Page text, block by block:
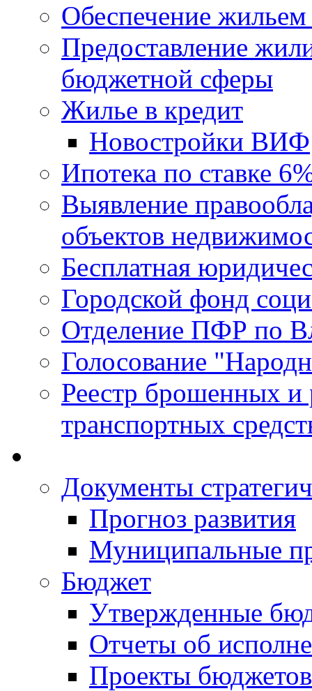
Обеспечение жильем
Предоставление
бюджетной сферы
Жилье в кредит
Новостройки ВИФ
Ипотека по ставке
Выявление
объектов
Бесплатная
Городской фонд
Отделение ПФР по
Голосование
Реестр брошенных и
транспортных
Документы
Прогноз развития
Муниципальные
Бюджет
Утвержденные
Отчеты об
Проекты бюджетов